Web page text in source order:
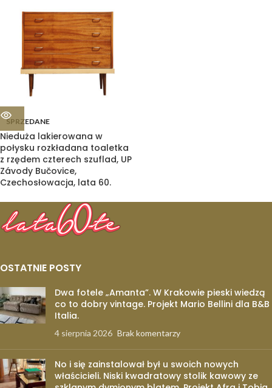
SPRZEDANE
Nieduża lakierowana w
połysku rozkładana toaletka
z rzędem czterech szuflad, UP
Závody Bučovice,
Czechosłowacja, lata 60.
OSTATNIE POSTY
Dwa fotele „Amanta”. W Krakowie pieski wiedzą
co to dobry vintage. Projekt Mario Bellini dla B&B
Italia.
4 sierpnia 2026 Brak komentarzy
No i się zainstalował był u swoich nowych
właścicieli. Niski kwadratowy stolik kawowy ze